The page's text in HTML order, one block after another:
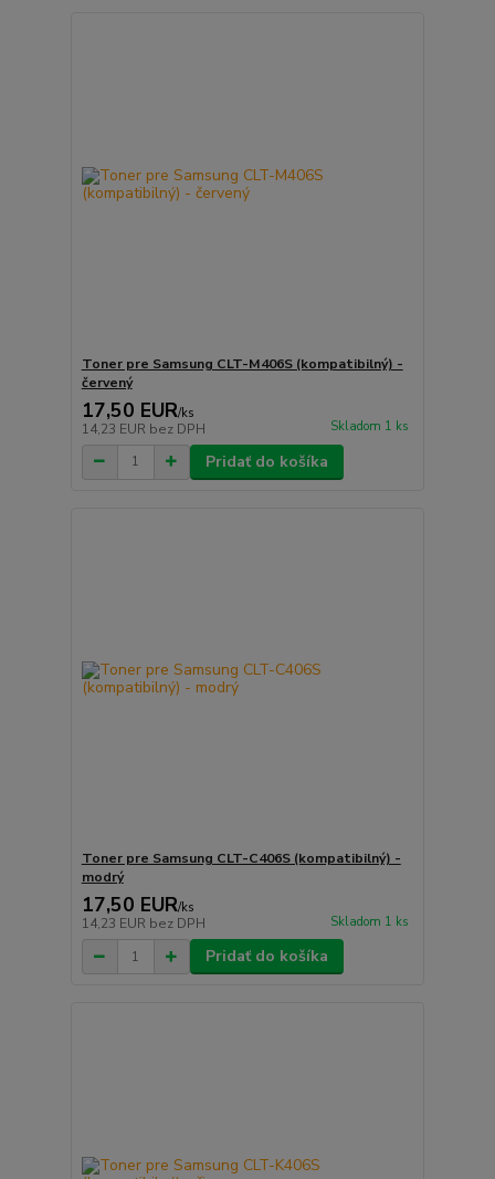
Toner pre Samsung CLT-M406S (kompatibilný) -
červený
17,50 EUR/ks
14,23 EUR bez DPH Skladom 1 ks
Pridať do košíka
Toner pre Samsung CLT-C406S (kompatibilný) -
modrý
17,50 EUR/ks
14,23 EUR bez DPH Skladom 1 ks
Pridať do košíka